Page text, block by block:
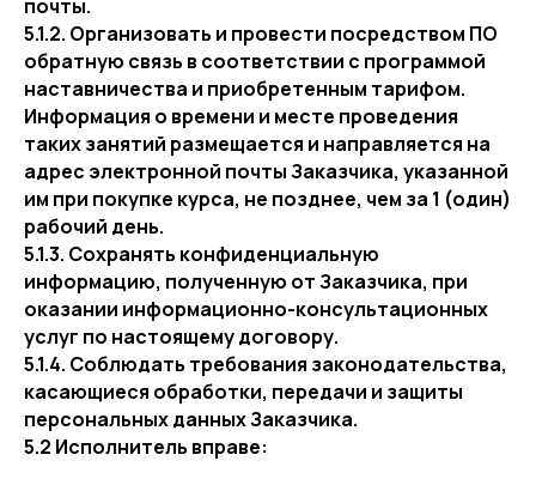
почты.
5.1.2. Организовать и провести посредством ПО
обратную связь в соответствии с программой
наставничества и приобретенным тарифом.
Информация о времени и месте проведения
таких занятий размещается и направляется на
адрес электронной почты Заказчика, указанной
им при покупке курса, не позднее, чем за 1 (один)
рабочий день.
5.1.3. Сохранять конфиденциальную
информацию, полученную от Заказчика, при
оказании информационно-консультационных
услуг по настоящему договору.
5.1.4. Соблюдать требования законодательства,
касающиеся обработки, передачи и защиты
персональных данных Заказчика.
5.2 Исполнитель вправе: